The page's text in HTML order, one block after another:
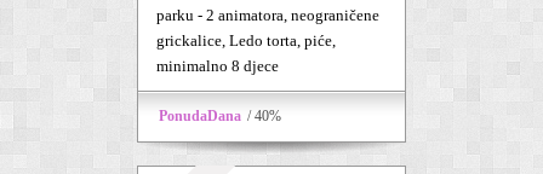
parku - 2 animatora, neograničene
grickalice, Ledo torta, piće,
minimalno 8 djece
PonudaDana / 40%